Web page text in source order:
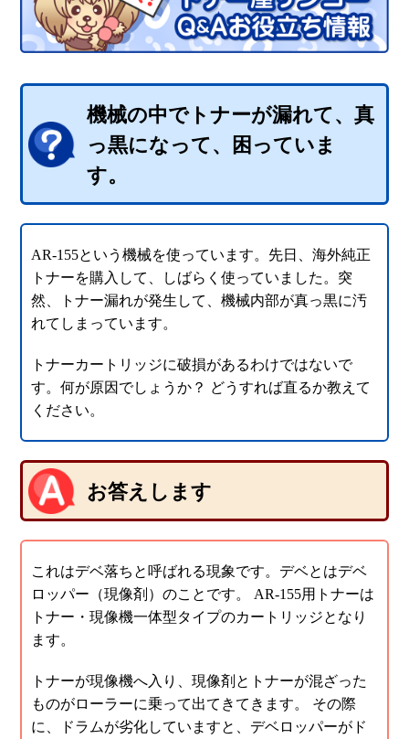
機械の中でトナーが漏れて、真
っ黒になって、困っていま
す。
AR-155という機械を使っています。先日、海外純正
トナーを購入して、しばらく使っていました。突
然、トナー漏れが発生して、機械内部が真っ黒に汚
れてしまっています。
トナーカートリッジに破損があるわけではないで
す。何が原因でしょうか？ どうすれば直るか教えて
ください。
お答えします
これはデベ落ちと呼ばれる現象です。デベとはデベ
ロッパー（現像剤）のことです。 AR-155用トナーは
トナー・現像機一体型タイプのカートリッジとなり
ます。
トナーが現像機へ入り、現像剤とトナーが混ざった
ものがローラーに乗って出てきてきます。 その際
に、ドラムが劣化していますと、デベロッパーがド